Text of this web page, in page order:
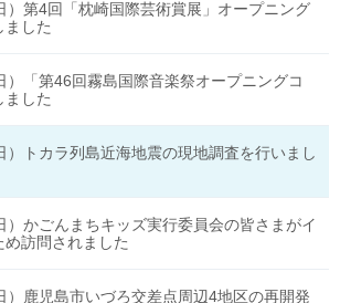
）第4回「枕崎国際芸術賞展」オープニング
ました
）「第46回霧島国際音楽祭オープニングコ
ました
）トカラ列島近海地震の現地調査を行いまし
）かごんまちキッズ実行委員会の皆さまがイ
訪問されました
）鹿児島市いづろ交差点周辺4地区の再開発